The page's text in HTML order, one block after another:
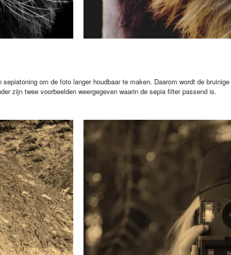
om de foto langer houdbaar te maken. Daarom wordt de
zijn twee voorbeelden weergegeven waarin de sepia filter passend is.